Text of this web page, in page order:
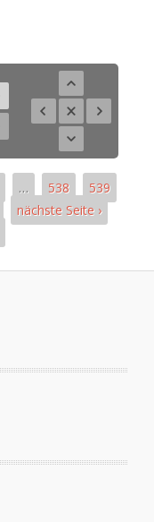
… 538
539
nächste Seite ›